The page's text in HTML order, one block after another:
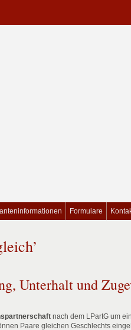
Formulare
Unterhalt und
nach dem LPartG um
Paare gleichen Geschlechts